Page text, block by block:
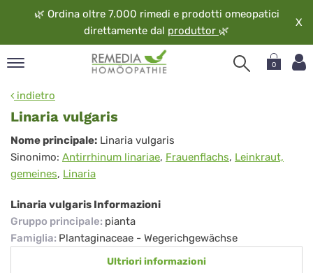
🌿 Ordina oltre 7.000 rimedi e prodotti omeopatici
direttamente dal produttor 🌿
X
0
indietro
Linaria vulgaris
Linaria
vulgaris
Nome principale: Linaria vulgaris
Sinonimo: Antirrhinum linariae, Frauenflachs, Leinkraut,
gemeines, Linaria
Linaria vulgaris Informazioni
Gruppo principale: pianta
Famiglia: Plantaginaceae - Wegerichgewächse
Ultriori informazioni